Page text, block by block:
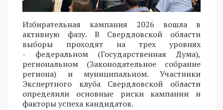
Избирательная кампания 2026 вошла в
активную фазу. В Свердловской области
выборы проходят на трех уровнях
- федеральном (Государственная Дума),
региональном (Законодательное собрание
региона) и муниципальном. Участники
Экспертного клуба Свердловской области
определили основные риски кампании и
факторы успеха кандидатов.